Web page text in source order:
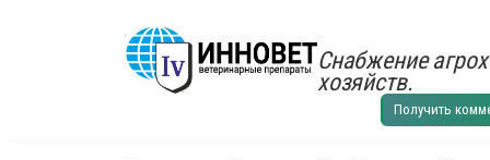
Снабжение
хозяйств.
Получить